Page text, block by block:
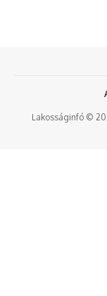
Lakosságinfó ©